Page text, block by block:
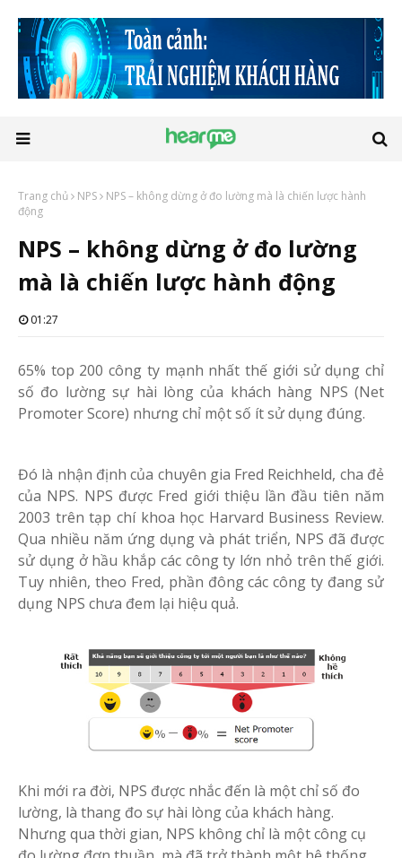
Trang chủ NPS
NPS – không dừng ở đo lường mà là chiến lược hành
động
NPS – không dừng ở đo lường
mà là chiến lược hành động
01:27
65% top 200 công ty mạnh nhất thế giới sử dụng chỉ
số đo lường sự hài lòng của khách hàng NPS (Net
Promoter Score) nhưng chỉ một số ít sử dụng đúng.
Đó là nhận định của chuyên gia Fred Reichheld, cha đẻ
của NPS. NPS được Fred giới thiệu lần đầu tiên năm
2003 trên tạp chí khoa học Harvard Business Review.
Qua nhiều năm ứng dụng và phát triển, NPS đã được
sử dụng ở hầu khắp các công ty lớn nhỏ trên thế giới.
Tuy nhiên, theo Fred, phần đông các công ty đang sử
dụng NPS chưa đem lại hiệu quả.
Khi mới ra đời, NPS được nhắc đến là một chỉ số đo
lường, là thang đo sự hài lòng của khách hàng.
Nhưng qua thời gian, NPS không chỉ là một công cụ